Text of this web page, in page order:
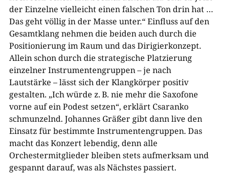
der Einzelne vielleicht einen falschen Ton drin hat …
Das geht völlig in der Masse unter.“ Einfluss auf den
Gesamtklang nehmen die beiden auch durch die
Positionierung im Raum und das Dirigierkonzept.
Allein schon durch die strategische Platzierung
einzelner Instrumentengruppen – je nach
Lautstärke – lässt sich der Klangkörper positiv
gestalten. „Ich würde z. B. nie mehr die Saxofone
vorne auf ein Podest setzen“, erklärt Csaranko
schmunzelnd. Johannes Gräßer gibt dann live den
Einsatz für bestimmte Instrumentengruppen. Das
macht das Konzert lebendig, denn alle
Orchestermitglieder bleiben stets aufmerksam und
gespannt darauf, was als Nächstes passiert.